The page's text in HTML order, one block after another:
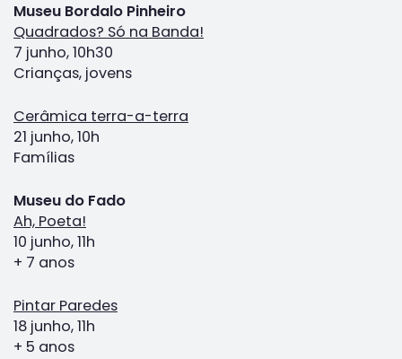
Museu Bordalo Pinheiro
Quadrados? Só na Banda!
7 junho, 10h30
Crianças, jovens
Cerâmica terra-a-terra
21 junho, 10h
Famílias
Museu do Fado
Ah, Poeta!
10 junho, 11h
+ 7 anos
Pintar Paredes
18 junho, 11h
+ 5 anos